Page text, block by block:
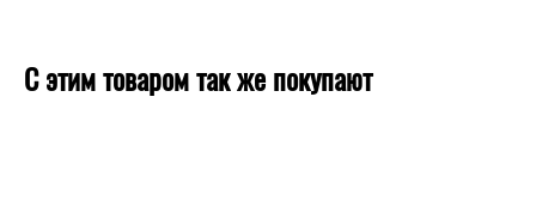
С этим товаром так же покупают